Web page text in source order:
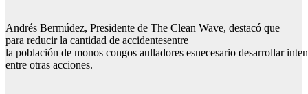
Andrés Bermúdez, Presidente de The Clean Wave, destacó que
para reducir la cantidad de accidentesentre
la población de monos congos aulladores esnecesario desarrollar
entre otras acciones.